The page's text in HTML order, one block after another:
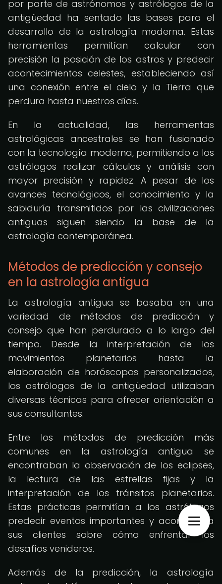
por parte de astrónomos y astrólogos de la
antigüedad ha sentado las bases para el
desarrollo de la astrología moderna. Estas
herramientas permitían calcular con
precisión la posición de los astros y predecir
acontecimientos celestes, estableciendo así
una conexión entre el cielo y la Tierra que
perdura hasta nuestros días.
En la actualidad, las herramientas
astrológicas ancestrales se han fusionado
con la tecnología moderna, permitiendo a los
astrólogos realizar cálculos y análisis con
mayor precisión y rapidez. A pesar de los
avances tecnológicos, el conocimiento y la
sabiduría transmitidos por las civilizaciones
antiguas siguen siendo la base de la
astrología contemporánea.
Métodos de predicción y consejo
en la astrología antigua
La astrología antigua se basaba en una
variedad de métodos de predicción y
consejo que han perdurado a lo largo del
tiempo. Desde la interpretación de los
movimientos planetarios hasta la
elaboración de horóscopos personalizados,
los astrólogos de la antigüedad utilizaban
diversas técnicas para ofrecer orientación a
sus consultantes.
Entre los métodos de predicción más
comunes en la astrología antigua se
encontraban la observación de los eclipses,
la lectura de las estrellas fijas y la
interpretación de los tránsitos planetarios.
Estas prácticas permitían a los astrólogos
predecir eventos importantes y aconsejar a
sus clientes sobre cómo enfrentar los
desafíos venideros.
Además de la predicción, la astrología